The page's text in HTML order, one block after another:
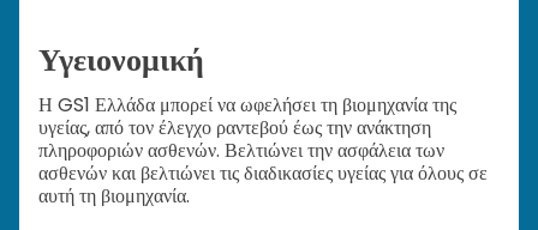
Υγειονομική
Η GS1 Ελλάδα μπορεί να ωφελήσει τη βιομηχανία της
υγείας, από τον έλεγχο ραντεβού έως την ανάκτηση
πληροφοριών ασθενών. Βελτιώνει την ασφάλεια των
ασθενών και βελτιώνει τις διαδικασίες υγείας για όλους σε
αυτή τη βιομηχανία.